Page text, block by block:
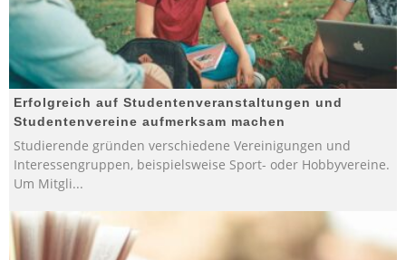
Erfolgreich auf Studentenveranstaltungen und
Studentenvereine aufmerksam machen
Studierende gründen verschiedene Vereinigungen und
Interessengruppen, beispielsweise Sport- oder Hobbyvereine.
Um Mitgli...